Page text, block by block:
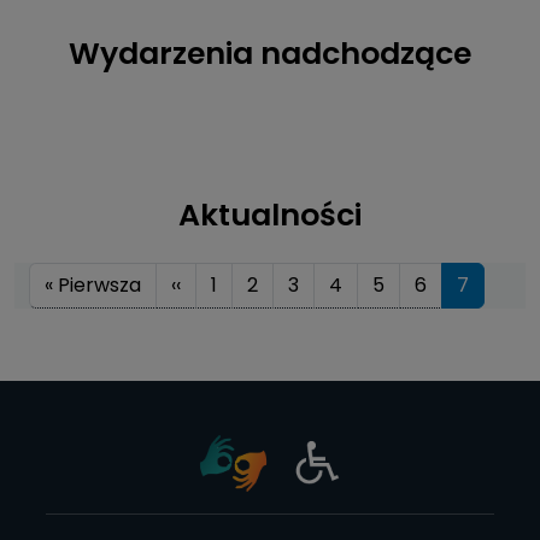
Wydarzenia nadchodzące
Aktualności
Stronicowanie
« Pierwsza Pierwsza strona
‹‹Poprzednia strona
1 2 3 4 5 6 7